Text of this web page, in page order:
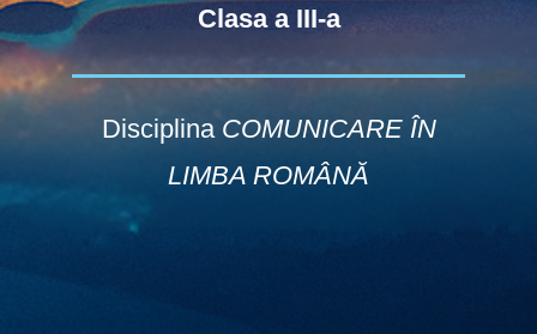
Clasa a III-a
Disciplina COMUNICARE ÎN
LIMBA ROMÂNĂ